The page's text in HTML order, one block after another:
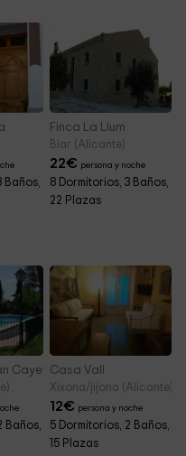
Baños,
Finca La Llum
Biar (Alicante)
22€ persona y noche
8 Dormitorios, 3 Baños,
22 Plazas
Cayetano
Baños,
Casa Vall
Xixona/jijona (Alicante)
12€ persona y noche
5 Dormitorios, 2 Baños,
15 Plazas